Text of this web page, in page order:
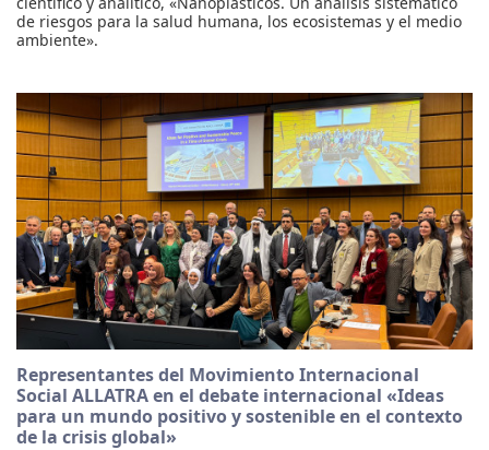
de riesgos para la salud humana, los ecosistemas y el medio
ambiente».
Representantes del Movimiento Internacional
Social ALLATRA en el debate internacional «Ideas
para un mundo positivo y sostenible en el contexto
de la crisis global»